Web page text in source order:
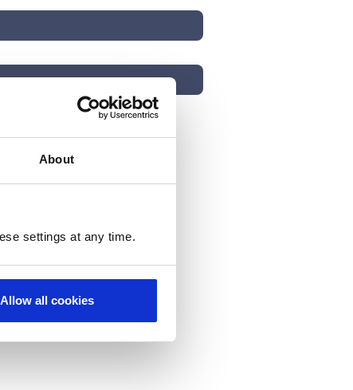
About
settings at any time.
Allow all cookies
these preferences at any